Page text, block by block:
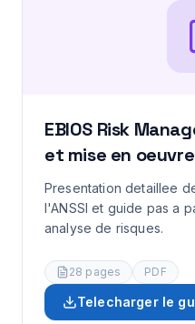
EBIOS Risk
et mise en oeuvre
Presentation detaillee
l'ANSSI et guide pas a
analyse de risques.
28 pages PDF
Telecharger le